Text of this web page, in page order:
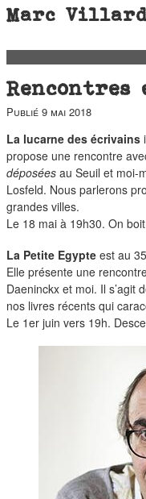
Marc
Publié 9 mai 2018
La lucarne des écrivains
propose une rencontre
déposées au Seuil et moi-
Losfeld. Nous parlerons
grandes villes.
Le 18 mai à 19h30. On
La Petite Egypte est au
Elle présente une
Daeninckx et moi. Il s’agit
nos livres récents qui
Le 1er juin vers 19h.